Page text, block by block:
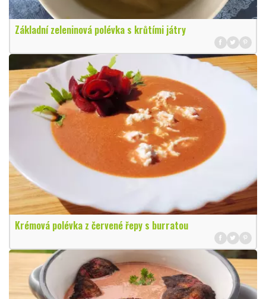
Základní zeleninová polévka s krůtími játry
Krémová polévka z červené řepy s burratou